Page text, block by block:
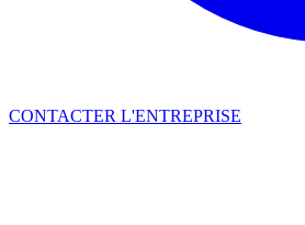
CONTACTER L'ENTREPRISE